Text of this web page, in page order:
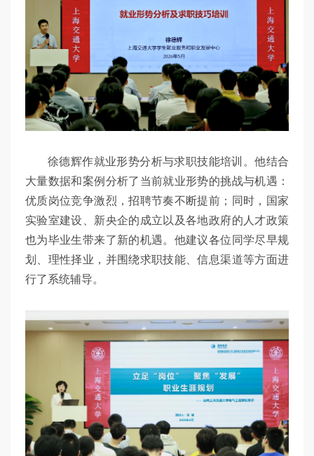
徐德辉作就业形势分析与求职技能培训。他结合
大量数据和案例分析了当前就业形势的挑战与机遇：
优质岗位竞争激烈，招聘节奏不断提前；同时，国家
实验室建设、新央企的成立以及各地政府的人才政策
也为毕业生带来了新的机遇。他建议各位同学尽早规
划、理性择业，并围绕求职技能、信息渠道等方面进
行了系统辅导。